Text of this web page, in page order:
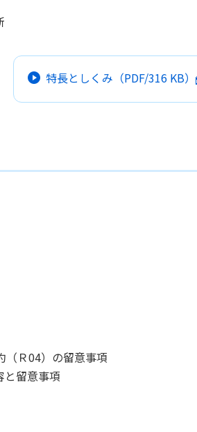
特長としくみ （PDF/316 KB）
（Ｒ04）の留意事項
と留意事項